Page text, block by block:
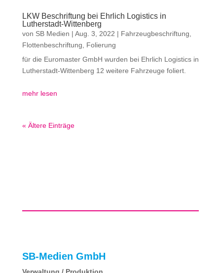
LKW Beschriftung bei Ehrlich Logistics in
Lutherstadt-Wittenberg
von SB Medien | Aug. 3, 2022 | Fahrzeugbeschriftung
Flottenbeschriftung
Folierung
für die Euromaster GmbH wurden bei Ehrlich Logistics in
Lutherstadt-Wittenberg 12 weitere Fahrzeuge foliert.
mehr lesen
« Ältere Einträge
SB-Medien GmbH